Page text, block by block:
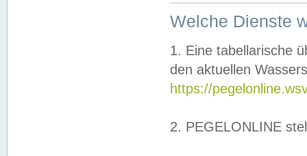
Welche Dienste
1. Eine tabellarische
den aktuellen
https://
2. PEGELONLINE